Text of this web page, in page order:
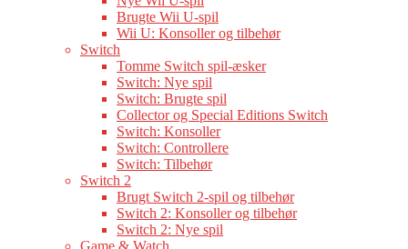
Brugte Wii U-spil
Wii U: Konsoller og tilbehør
Switch
Tomme Switch spil-æsker
Switch: Nye spil
Switch: Brugte spil
Collector og Special Editions Switch
Switch: Konsoller
Switch: Controllere
Switch: Tilbehør
Switch 2
Brugt Switch 2-spil og tilbehør
Switch 2: Konsoller og tilbehør
Switch 2: Nye spil